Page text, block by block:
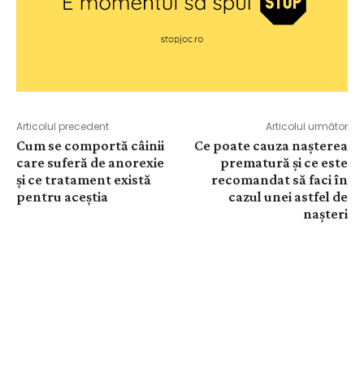
Articolul precedent
Cum se comportă câinii
care suferă de anorexie
și ce tratament există
pentru aceștia
Articolul următor
Ce poate cauza nașterea
prematură și ce este
recomandat să faci în
cazul unei astfel de
nașteri